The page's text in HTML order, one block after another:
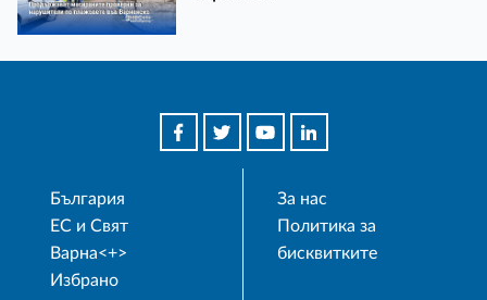
България
ЕС и Свят
Варна<+>
Избрано
За нас
Политика за
бисквитките